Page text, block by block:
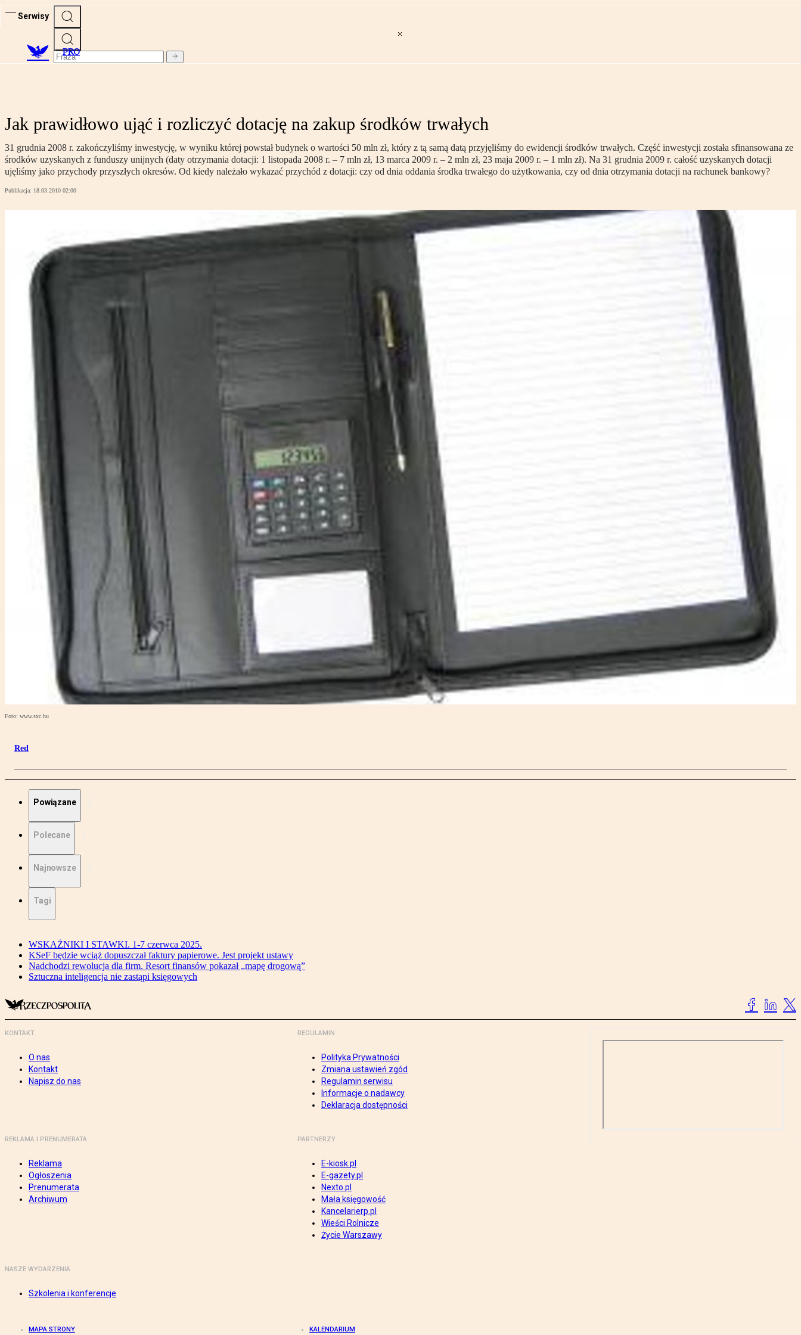
Serwisy
PRO
Jak prawidłowo ująć i rozliczyć dotację na zakup środków trwałych
31 grudnia 2008 r. zakończyliśmy inwestycję, w wyniku której powstał budynek o wartości 50 mln zł, który z tą samą datą przyjęliśmy do ewidencji środków trwałych. Część inwestycji została sfinansowana ze
środków uzyskanych z funduszy unijnych (daty otrzymania dotacji: 1 listopada 2008 r. – 7 mln zł, 13 marca 2009 r. – 2 mln zł, 23 maja 2009 r. – 1 mln zł). Na 31 grudnia 2009 r. całość uzyskanych dotacji
ujęliśmy jako przychody przyszłych okresów. Od kiedy należało wykazać przychód z dotacji: czy od dnia oddania środka trwałego do użytkowania, czy od dnia otrzymania dotacji na rachunek bankowy?
Publikacja: 18.03.2010 02:00
Foto: www.sxc.hu
Red
Powiązane
Polecane
Najnowsze
Tagi
WSKAŻNIKI I STAWKI. 1-7 czerwca 2025.
KSeF będzie wciąż dopuszczał faktury papierowe. Jest projekt ustawy
Nadchodzi rewolucja dla firm. Resort finansów pokazał „mapę drogową”
Sztuczna inteligencja nie zastąpi księgowych
KONTAKT
O nas
Kontakt
Napisz do nas
REGULAMIN
Polityka Prywatności
Zmiana ustawień zgód
Regulamin serwisu
Informacje o nadawcy
Deklaracja dostępności
REKLAMA I PRENUMERATA
Reklama
Ogłoszenia
Prenumerata
Archiwum
PARTNERZY
E-kiosk.pl
E-gazety.pl
Nexto.pl
Mała księgowość
Kancelarierp.pl
Wieści Rolnicze
Życie Warszawy
NASZE WYDARZENIA
Szkolenia i konferencje
MAPA STRONY KALENDARIUM